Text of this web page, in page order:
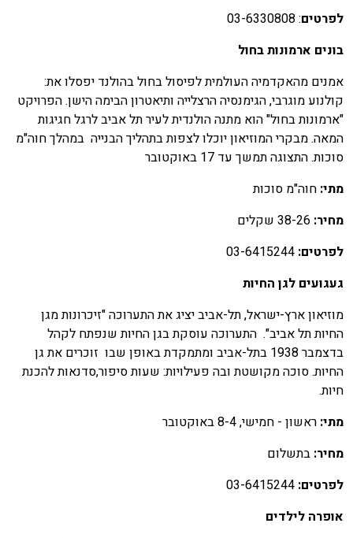
: 03-6330808
ארמונות בחול
מהאקדמיה העולמית לפיסול בחול בהולנד יפסלו את:
מוגרבי, הגימנסיה הרצלייה ותיאטרון הבימה הישן. הפרויקט
בחול" הוא מתנה הולנדית לעיר תל אביב לרגל חגיגות
מבקרי המוזיאון יוכלו לצפות בתהליך הבנייה במהלך חוה"מ
התצוגה תמשך עד 17 באוקטובר
חוה"מ סוכות
38-26 שקלים
03-6415244
לגן החיות
ארץ-ישראל, תל-אביב יציג את התערוכה "זיכרונות מגן
תל אביב". התערוכה עוסקת בגן החיות שנפתח לקהל
בדצמבר 1938 בתל-אביב ומתמקדת באופן שבו זוכרים את גן
סוכה מקושטת ובה פעילויות: שעות סיפור,סדנאות להכנת
ראשון - חמישי, 8-4 באוקטובר
בתשלום
03-6415244
לילדים